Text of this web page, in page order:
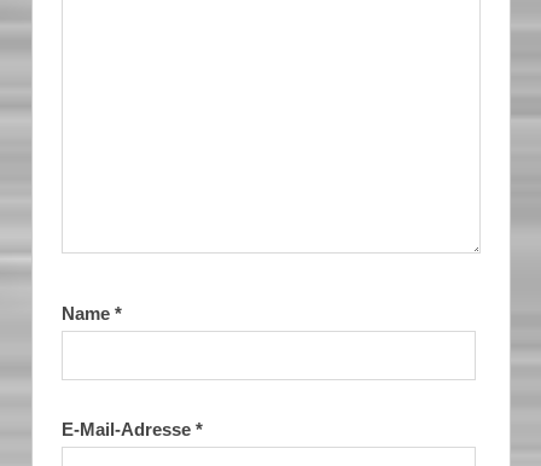
Name *
E-Mail-Adresse *